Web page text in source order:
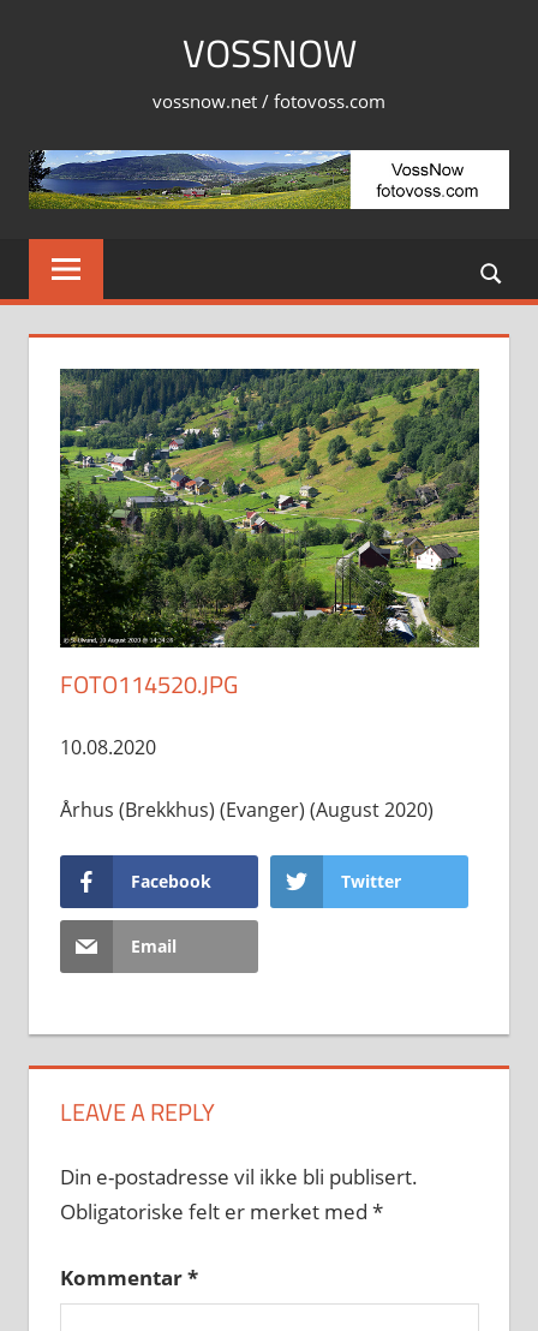
VOSSNOW
vossnow.net / fotovoss.com
FOTO114520.JPG
10.08.2020
Århus (Brekkhus) (Evanger) (August 2020)
Facebook Twitter
Email
LEAVE A REPLY
Din e-postadresse vil ikke bli publisert.
Obligatoriske felt er merket med *
Kommentar*